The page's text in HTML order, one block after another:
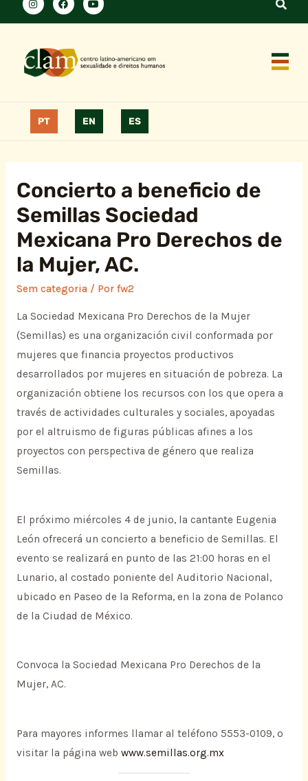
PT EN ES
Concierto a beneficio de
Semillas Sociedad
Mexicana Pro Derechos de
la Mujer, AC.
Sem categoria/ Por fw2
La Sociedad Mexicana Pro Derechos de la Mujer
(Semillas) es una organización civil conformada por
mujeres que financia proyectos productivos
desarrollados por mujeres en situación de pobreza. La
organización obtiene los recursos con los que opera a
través de actividades culturales y sociales, apoyadas
por el altruismo de figuras públicas afines a los
proyectos con perspectiva de género que realiza
Semillas.
El próximo miércoles 4 de junio, la cantante Eugenia
León ofrecerá un concierto a beneficio de Semillas. El
evento se realizará en punto de las 21:00 horas en el
Lunario, al costado poniente del Auditorio Nacional,
ubicado en Paseo de la Reforma, en la zona de Polanco
de la Ciudad de México.
Convoca la Sociedad Mexicana Pro Derechos de la
Mujer, AC.
Para mayores informes llamar al teléfono 5553-0109, o
visitar la página web www.semillas.org.mx